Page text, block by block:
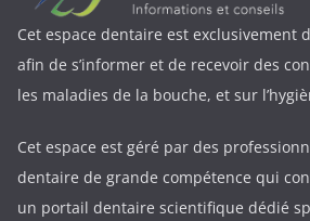
Cet espace dentaire est exclusivement
afin de s’informer et de recevoir des
les maladies de la bouche, et sur
Cet espace est géré par des
dentaire de grande compétence qui
un portail dentaire scientifique dédié